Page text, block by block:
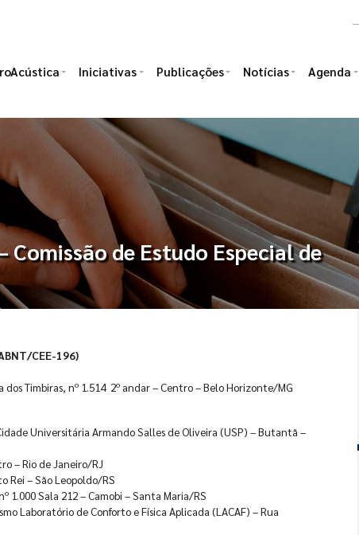
Iniciativas Publicações Notícias Agenda
Comissão de Estudo Especial de
CEE-196)
Timbiras, nº 1.514 2º andar – Centro – Belo Horizonte/MG
Universitária Armando Salles de Oliveira (USP) – Butantã –
– Rio de Janeiro/RJ
Rei – São Leopoldo/RS
1.000 Sala 212 – Camobi – Santa Maria/RS
Laboratório de Conforto e Física Aplicada (LACAF) – Rua